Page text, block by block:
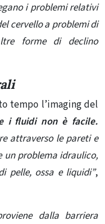
i problemi relativi
cervello a problemi di
forme di declino
tempo l’imaging del
i fluidi non è facile.
attraverso le pareti e
un problema idraulico,
pelle, ossa e liquidi”,
dalla barriera